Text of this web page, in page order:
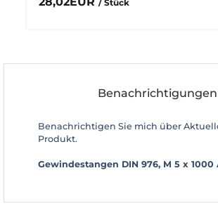
/ Stück
Benachrichtigungen
Benachrichtigen Sie mich über
Produkt.
Gewindestangen DIN 976, M 5 x 1000